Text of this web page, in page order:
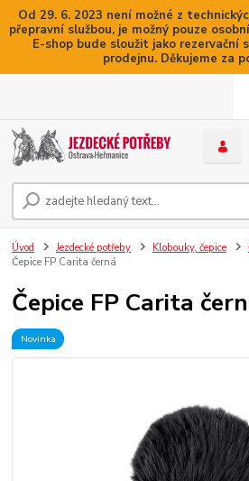
Od 29. 6. 2023 není možné z
přepravní službou, je možný pouze
E-shop bude sloužit jako rezervační
prodejnu. Děkujeme za
Úvod Jezdecké potřeby Klobouky, čepice
Čepice FP Carita černá
Čepice FP Carita
Novinka